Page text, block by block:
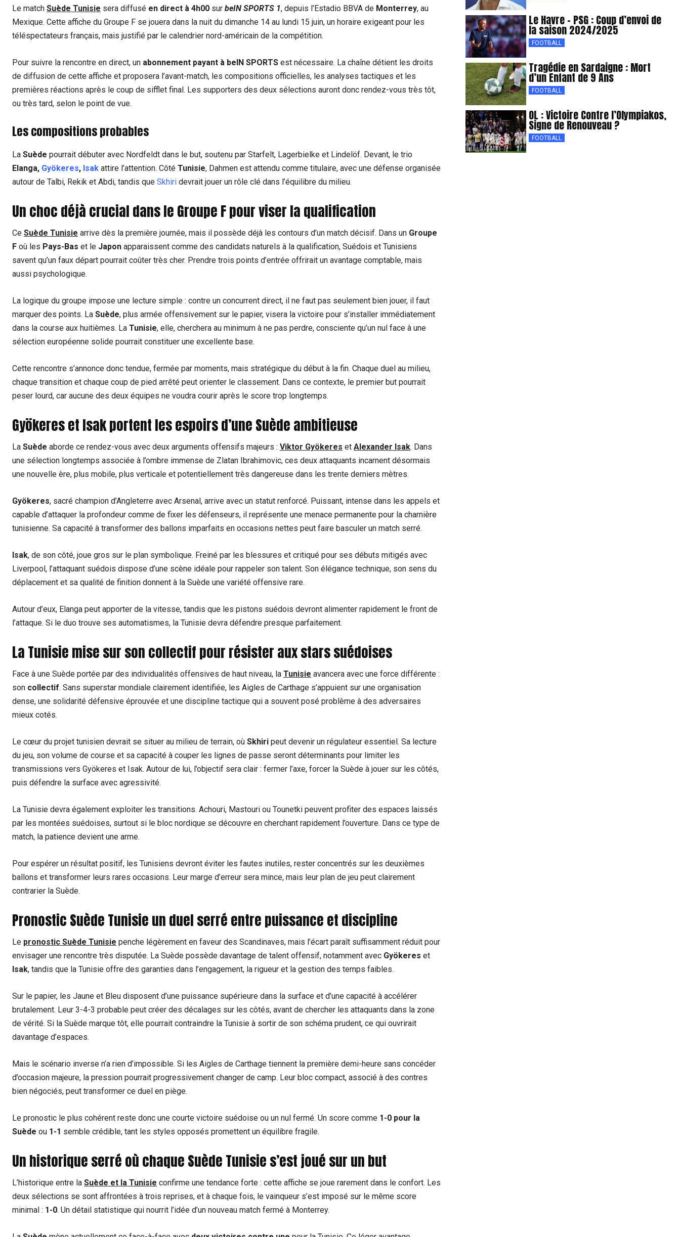
Le match Suède Tunisie sera diffusé en direct à 4h00 sur beIN SPORTS 1, depuis l’Estadio BBVA de Monterrey, au
Mexique. Cette affiche du Groupe F se jouera dans la nuit du dimanche 14 au lundi 15 juin, un horaire exigeant pour les
téléspectateurs français, mais justifié par le calendrier nord-américain de la compétition.
Pour suivre la rencontre en direct, un abonnement payant à beIN SPORTS est nécessaire. La chaîne détient les droits
de diffusion de cette affiche et proposera l’avant-match, les compositions officielles, les analyses tactiques et les
premières réactions après le coup de sifflet final. Les supporters des deux sélections auront donc rendez-vous très tôt,
ou très tard, selon le point de vue.
Les compositions probables
La Suède pourrait débuter avec Nordfeldt dans le but, soutenu par Starfelt, Lagerbielke et Lindelöf. Devant, le trio
Elanga, Gyökeres, Isak attire l’attention. Côté Tunisie, Dahmen est attendu comme titulaire, avec une défense organisée
autour de Talbi, Rekik et Abdi, tandis que Skhiri devrait jouer un rôle clé dans l’équilibre du milieu.
Un choc déjà crucial dans le Groupe F pour viser la qualification
Ce Suède Tunisie arrive dès la première journée, mais il possède déjà les contours d’un match décisif. Dans un Groupe
F où les Pays-Bas et le Japon apparaissent comme des candidats naturels à la qualification, Suédois et Tunisiens
savent qu’un faux départ pourrait coûter très cher. Prendre trois points d’entrée offrirait un avantage comptable, mais
aussi psychologique.
La logique du groupe impose une lecture simple : contre un concurrent direct, il ne faut pas seulement bien jouer, il faut
marquer des points. La Suède, plus armée offensivement sur le papier, visera la victoire pour s’installer immédiatement
dans la course aux huitièmes. La Tunisie, elle, cherchera au minimum à ne pas perdre, consciente qu’un nul face à une
sélection européenne solide pourrait constituer une excellente base.
Cette rencontre s’annonce donc tendue, fermée par moments, mais stratégique du début à la fin. Chaque duel au milieu,
chaque transition et chaque coup de pied arrêté peut orienter le classement. Dans ce contexte, le premier but pourrait
peser lourd, car aucune des deux équipes ne voudra courir après le score trop longtemps.
Gyökeres et Isak portent les espoirs d’une Suède ambitieuse
La Suède aborde ce rendez-vous avec deux arguments offensifs majeurs : Viktor Gyökeres et Alexander Isak. Dans
une sélection longtemps associée à l’ombre immense de Zlatan Ibrahimovic, ces deux attaquants incarnent désormais
une nouvelle ère, plus mobile, plus verticale et potentiellement très dangereuse dans les trente derniers mètres.
Gyökeres, sacré champion d’Angleterre avec Arsenal, arrive avec un statut renforcé. Puissant, intense dans les appels et
capable d’attaquer la profondeur comme de fixer les défenseurs, il représente une menace permanente pour la charnière
tunisienne. Sa capacité à transformer des ballons imparfaits en occasions nettes peut faire basculer un match serré.
Isak, de son côté, joue gros sur le plan symbolique. Freiné par les blessures et critiqué pour ses débuts mitigés avec
Liverpool, l’attaquant suédois dispose d’une scène idéale pour rappeler son talent. Son élégance technique, son sens du
déplacement et sa qualité de finition donnent à la Suède une variété offensive rare.
Autour d’eux, Elanga peut apporter de la vitesse, tandis que les pistons suédois devront alimenter rapidement le front de
l’attaque. Si le duo trouve ses automatismes, la Tunisie devra défendre presque parfaitement.
La Tunisie mise sur son collectif pour résister aux stars suédoises
Face à une Suède portée par des individualités offensives de haut niveau, la Tunisie avancera avec une force différente :
son collectif. Sans superstar mondiale clairement identifiée, les Aigles de Carthage s’appuient sur une organisation
dense, une solidarité défensive éprouvée et une discipline tactique qui a souvent posé problème à des adversaires
mieux cotés.
Le cœur du projet tunisien devrait se situer au milieu de terrain, où Skhiri peut devenir un régulateur essentiel. Sa lecture
du jeu, son volume de course et sa capacité à couper les lignes de passe seront déterminants pour limiter les
transmissions vers Gyökeres et Isak. Autour de lui, l’objectif sera clair : fermer l’axe, forcer la Suède à jouer sur les côtés,
puis défendre la surface avec agressivité.
La Tunisie devra également exploiter les transitions. Achouri, Mastouri ou Tounetki peuvent profiter des espaces laissés
par les montées suédoises, surtout si le bloc nordique se découvre en cherchant rapidement l’ouverture. Dans ce type de
match, la patience devient une arme.
Pour espérer un résultat positif, les Tunisiens devront éviter les fautes inutiles, rester concentrés sur les deuxièmes
ballons et transformer leurs rares occasions. Leur marge d’erreur sera mince, mais leur plan de jeu peut clairement
contrarier la Suède.
Pronostic Suède Tunisie un duel serré entre puissance et discipline
Le pronostic Suède Tunisie penche légèrement en faveur des Scandinaves, mais l’écart paraît suffisamment réduit pour
envisager une rencontre très disputée. La Suède possède davantage de talent offensif, notamment avec Gyökeres et
Isak, tandis que la Tunisie offre des garanties dans l’engagement, la rigueur et la gestion des temps faibles.
Sur le papier, les Jaune et Bleu disposent d’une puissance supérieure dans la surface et d’une capacité à accélérer
brutalement. Leur 3-4-3 probable peut créer des décalages sur les côtés, avant de chercher les attaquants dans la zone
de vérité. Si la Suède marque tôt, elle pourrait contraindre la Tunisie à sortir de son schéma prudent, ce qui ouvrirait
davantage d’espaces.
Mais le scénario inverse n’a rien d’impossible. Si les Aigles de Carthage tiennent la première demi-heure sans concéder
d’occasion majeure, la pression pourrait progressivement changer de camp. Leur bloc compact, associé à des contres
bien négociés, peut transformer ce duel en piège.
Le pronostic le plus cohérent reste donc une courte victoire suédoise ou un nul fermé. Un score comme 1-0 pour la
Suède ou 1-1 semble crédible, tant les styles opposés promettent un équilibre fragile.
Un historique serré où chaque Suède Tunisie s’est joué sur un but
L’historique entre la Suède et la Tunisie confirme une tendance forte : cette affiche se joue rarement dans le confort. Les
deux sélections se sont affrontées à trois reprises, et à chaque fois, le vainqueur s’est imposé sur le même score
minimal : 1-0. Un détail statistique qui nourrit l’idée d’un nouveau match fermé à Monterrey.
Le Havre – PSG : Coup d’envoi de
la saison 2024/2025
FOOTBALL
Tragédie en Sardaigne : Mort
d’un Enfant de 9 Ans
FOOTBALL
OL : Victoire Contre l’Olympiakos,
Signe de Renouveau ?
FOOTBALL